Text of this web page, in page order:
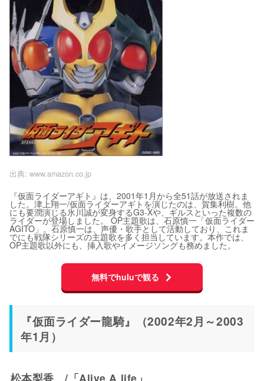
出典: www.amazon.co.jp
『仮面ライダーアギト』は、2001年1月から全51話が放送されま
した。津上翔一/仮面ライダーアギトを演じたのは、賀集利樹。他
にも要潤演じる氷川誠が変身するG3-Xや、ギルスといった複数の
ライダーが登場しました。 OP主題歌は、石原慎一「仮面ライダー
AGITO」。石原慎一は、声優・歌手として活動しており、これま
でにも戦隊シリーズの主題歌を多く担当しています。本作では、
OP主題歌以外にも、挿入歌やイメージソングも務めました。
無料でhuluで観る
『仮面ライダー龍騎』（2002年2月～2003
年1月）
松本梨香 /「Alive A life」